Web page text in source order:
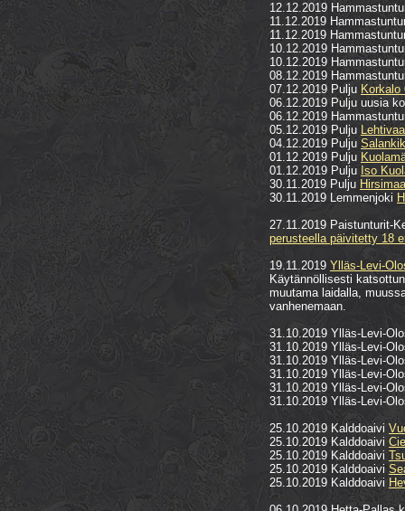
12.12.2019
11.12.2019
11.12.2019
10.12.2019
10.12.2019
08.12.2019
07.12.2019 Pulju Korkalo
06.12.2019 Pulju uusia
06.12.2019
05.12.2019 Pulju
04.12.2019 Pulju
01.12.2019 Pulju
01.12.2019 Pulju Iso
30.11.2019 Pulju
30.11.2019 Lemmenjoki
27.11.2019 Paistunturit-
perusteella päivitetty 18
19.11.2019 Ylläs-Levi-
Käytännöllisesti
muutama laidalla,
vanhenemaan.
31.10.2019 Ylläs-Levi-
31.10.2019 Ylläs-Levi-
31.10.2019 Ylläs-Levi-
31.10.2019 Ylläs-Levi-
31.10.2019 Ylläs-Levi-
31.10.2019 Ylläs-Levi-
25.10.2019 Kalddoaivi
25.10.2019 Kalddoaivi
25.10.2019 Kalddoaivi
25.10.2019 Kalddoaivi
25.10.2019 Kalddoaivi